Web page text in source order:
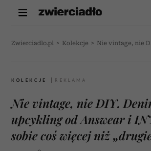
Zwierciadlo.pl > Kolekcje > Nie vintage, nie
KOLEKCJE
Nie vintage, nie DIY.
upcykling od Answear i
sobie coś więcej niż